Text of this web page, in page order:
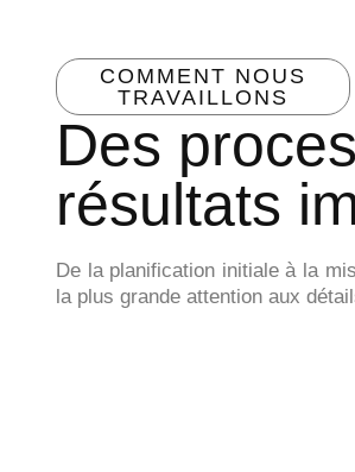
COMMENT NOUS
TRAVAILLONS
Des
résultats
De la planification initiale à la
la plus grande attention aux